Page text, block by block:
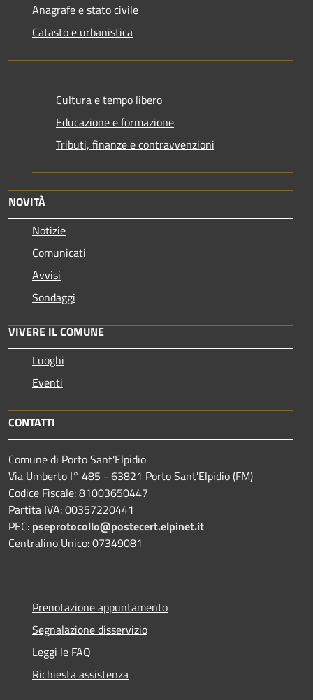
Anagrafe e stato civile
Catasto e urbanistica
Cultura e tempo libero
Educazione e formazione
Tributi, finanze e contravvenzioni
NOVITÀ
Notizie
Comunicati
Avvisi
Sondaggi
VIVERE IL COMUNE
Luoghi
Eventi
CONTATTI
Comune di Porto Sant'Elpidio
Via Umberto I° 485 - 63821 Porto Sant'Elpidio (FM)
Codice Fiscale: 81003650447
Partita IVA: 00357220441
PEC: pseprotocollo@postecert.elpinet.it
Centralino Unico: 07349081
Prenotazione appuntamento
Segnalazione disservizio
Leggi le FAQ
Richiesta assistenza